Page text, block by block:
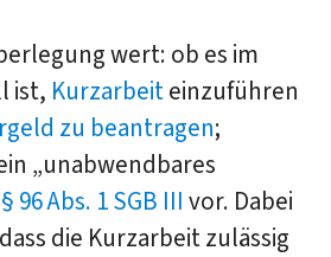
wert: ob es im
ist, Kurzarbeiteinzuführen
zu beantragen;
„unabwendbares
§ 96 Abs. 1 SGB III vor. Dabei
die Kurzarbeit zulässig